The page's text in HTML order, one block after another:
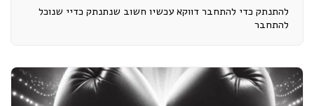
להתנתק כדי להתחבר דווקא עכשיו חשוב שנתנתק כדיי שנוכל
להתחבר